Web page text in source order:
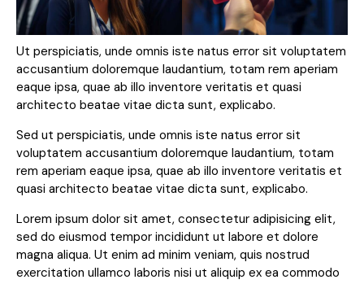
Ut perspiciatis, unde omnis iste natus error sit voluptatem
accusantium doloremque laudantium, totam rem aperiam
eaque ipsa, quae ab illo inventore veritatis et quasi
architecto beatae vitae dicta sunt, explicabo.
Sed ut perspiciatis, unde omnis iste natus error sit
voluptatem accusantium doloremque laudantium, totam
rem aperiam eaque ipsa, quae ab illo inventore veritatis et
quasi architecto beatae vitae dicta sunt, explicabo.
Lorem ipsum dolor sit amet, consectetur adipisicing elit,
sed do eiusmod tempor incididunt ut labore et dolore
magna aliqua. Ut enim ad minim veniam, quis nostrud
exercitation ullamco laboris nisi ut aliquip ex ea commodo